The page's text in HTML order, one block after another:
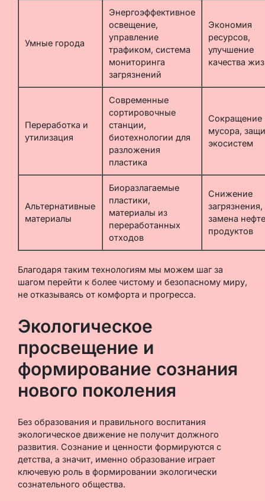
Умные города
Энергоэффективное
освещение,
управление
трафиком, система
мониторинга
загрязнений
Экономия
ресурсов,
улучшение
качества
Переработка и
утилизация
Современные
сортировочные
станции,
биотехнологии для
разложения
пластика
Сокращение
мусора,
экосистем
Альтернативные
материалы
Биоразлагаемые
пластики,
материалы из
переработанных
отходов
Снижение
загрязнения,
замена
продуктов
Благодаря таким технологиям мы можем шаг за
шагом перейти к более чистому и безопасному миру,
не отказываясь от комфорта и прогресса.
Экологическое
просвещение и
формирование сознания
нового поколения
Без образования и правильного воспитания
экологическое движение не получит должного
развития. Сознание и ценности формируются с
детства, а значит, именно образование играет
ключевую роль в формировании экологически
сознательного общества.